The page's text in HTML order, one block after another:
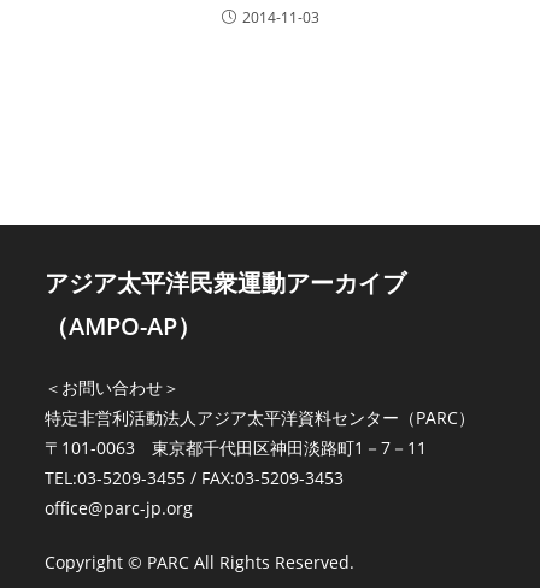
2014-11-03
アジア太平洋民衆運動アーカイブ
（AMPO-AP）
＜お問い合わせ＞
特定非営利活動法人アジア太平洋資料センター（PARC）
〒101-0063 東京都千代田区神田淡路町1－7－11
TEL:03-5209-3455 / FAX:03-5209-3453
office@parc-jp.org
Copyright © PARC All Rights Reserved.